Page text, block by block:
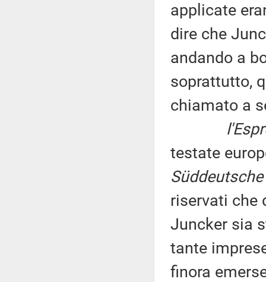
applicate
dire che
andando a
soprattutto,
chiamato a
testate
riservati che
Juncker sia
tante
finora